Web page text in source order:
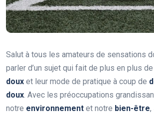
Salut à tous les amateurs de sensations
parler d’un sujet qui fait de plus en plus
doux et leur mode de pratique à coup de
doux. Avec les préoccupations
notre environnement et notre bien-être,